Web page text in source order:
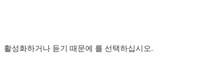
활성화하거나 듣기 때문에 를 선택하십시오.